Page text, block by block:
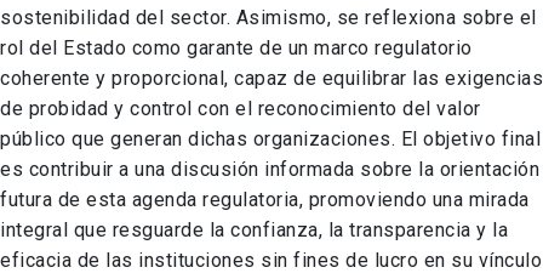
sostenibilidad del sector. Asimismo, se reflexiona sobre el
rol del Estado como garante de un marco regulatorio
coherente y proporcional, capaz de equilibrar las exigencias
de probidad y control con el reconocimiento del valor
público que generan dichas organizaciones. El objetivo final
es contribuir a una discusión informada sobre la orientación
futura de esta agenda regulatoria, promoviendo una mirada
integral que resguarde la confianza, la transparencia y la
eficacia de las instituciones sin fines de lucro en su vínculo